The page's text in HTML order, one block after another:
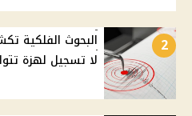
2
البحوث الفلكية
لا تسجيل لهزة